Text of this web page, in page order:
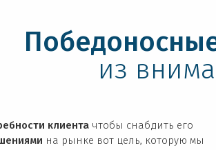
из
клиента чтобы снабдить его
на рынке вот цель, которую мы